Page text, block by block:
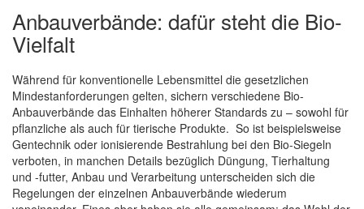
Anbauverbände: dafür steht die Bio-
Vielfalt
Während für konventionelle Lebensmittel die gesetzlichen
Mindestanforderungen gelten, sichern verschiedene Bio-
Anbauverbände das Einhalten höherer Standards zu – sowohl für
pflanzliche als auch für tierische Produkte. So ist beispielsweise
Gentechnik oder ionisierende Bestrahlung bei den Bio-Siegeln
verboten, in manchen Details bezüglich Düngung, Tierhaltung
und -futter, Anbau und Verarbeitung unterscheiden sich die
Regelungen der einzelnen Anbauverbände wiederum